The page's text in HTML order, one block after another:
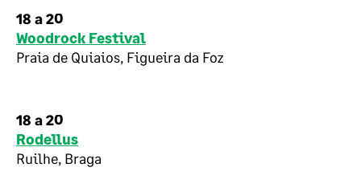
18 a 20
Woodrock Festival
Praia de Quiaios, Figueira da Foz
18 a 20
Rodellus
Ruilhe, Braga